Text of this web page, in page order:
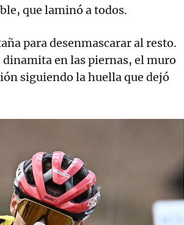
que laminó a todos.
para desenmascarar al resto.
en las piernas, el muro
siguiendo la huella que dejó